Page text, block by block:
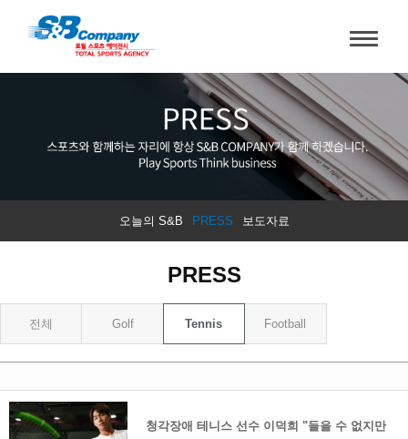
오늘의 S&B PRESS 보도자료
PRESS
전체 Golf Tennis Football
청각장애 테니스 선수 이덕희 "들을 수 없지만